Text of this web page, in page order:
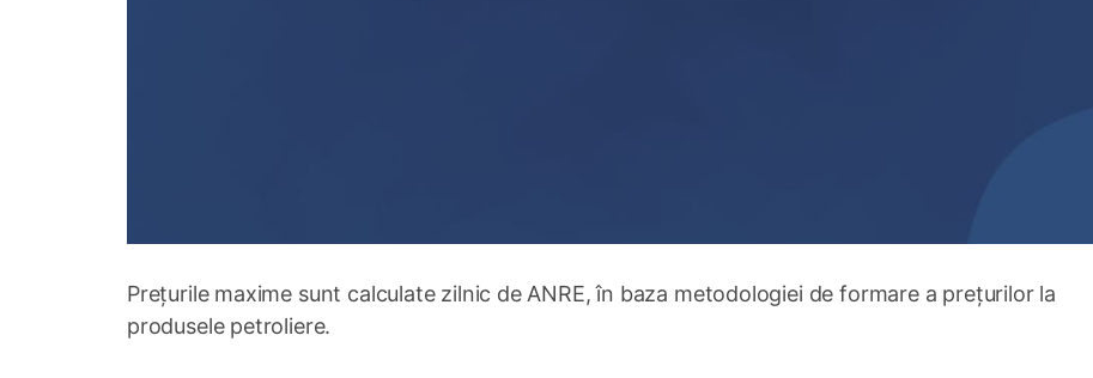
Prețurile maxime sunt calculate zilnic de ANRE, în baza metodologiei de formare a prețurilor la
produsele petroliere.